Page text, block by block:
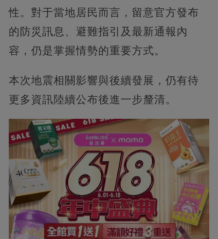
性。對于當地居民而言，留意官方發布
的防災訊息、避難指引及最新通報內
容，仍是掌握情勢的重要方式。
本次地震相關影響與後續發展，仍有待
更多資訊陸續公布後進一步釐清。